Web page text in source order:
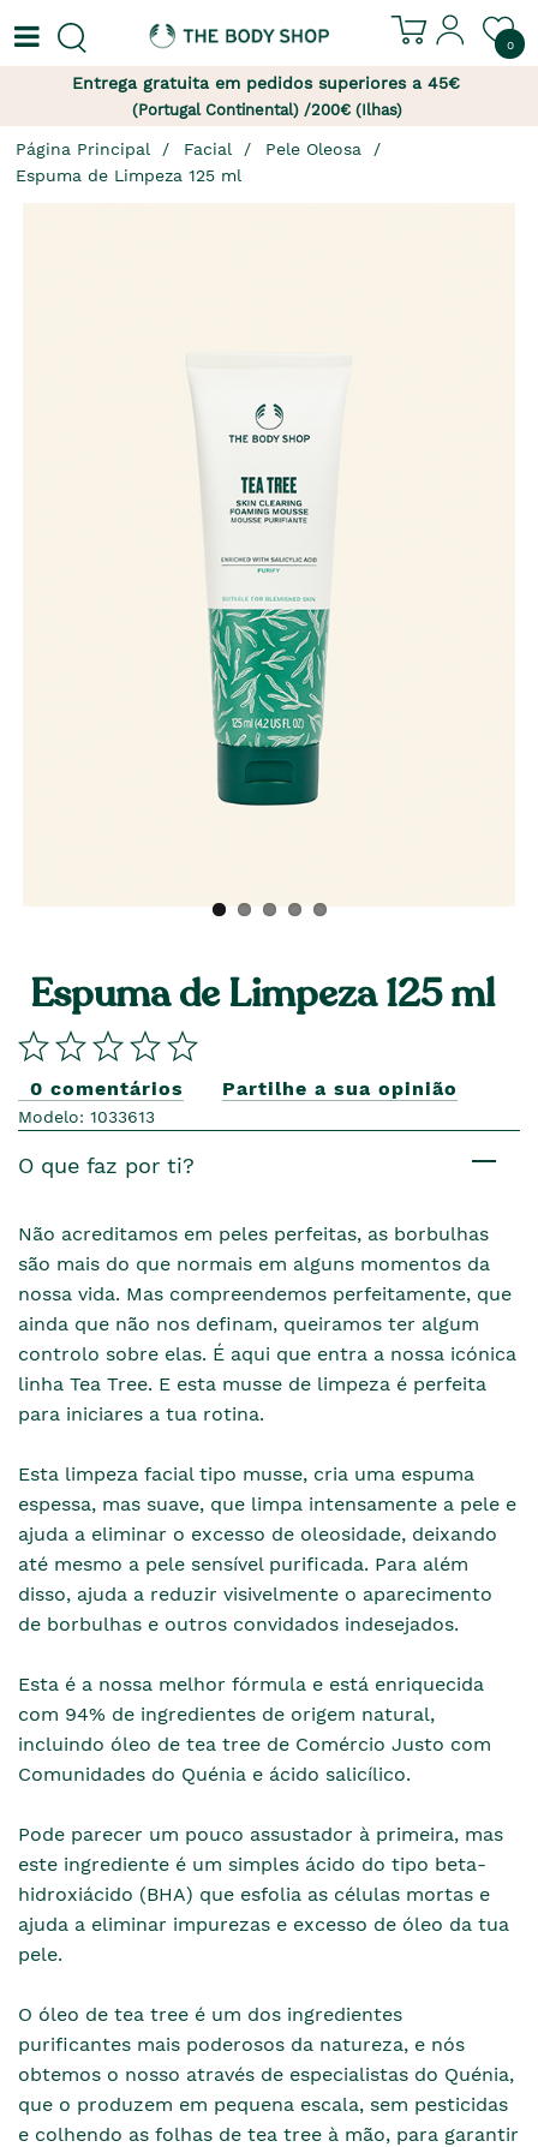
0
Entrega gratuita em pedidos superiores a 45€
(Portugal Continental) /200€ (Ilhas)
Página Principal Facial
Pele Oleosa
Espuma de Limpeza 125 ml
Espuma de Limpeza 125 ml
0 comentários Partilhe a sua opinião
Modelo: 1033613
O que faz por ti?
Não acreditamos em peles perfeitas, as borbulhas
são mais do que normais em alguns momentos da
nossa vida. Mas compreendemos perfeitamente, que
ainda que não nos definam, queiramos ter algum
controlo sobre elas. É aqui que entra a nossa icónica
linha Tea Tree. E esta musse de limpeza é perfeita
para iniciares a tua rotina.
Esta limpeza facial tipo musse, cria uma espuma
espessa, mas suave, que limpa intensamente a pele e
ajuda a eliminar o excesso de oleosidade, deixando
até mesmo a pele sensível purificada. Para além
disso, ajuda a reduzir visivelmente o aparecimento
de borbulhas e outros convidados indesejados.
Esta é a nossa melhor fórmula e está enriquecida
com 94% de ingredientes de origem natural,
incluindo óleo de tea tree de Comércio Justo com
Comunidades do Quénia e ácido salicílico.
Pode parecer um pouco assustador à primeira, mas
este ingrediente é um simples ácido do tipo beta-
hidroxiácido (BHA) que esfolia as células mortas e
ajuda a eliminar impurezas e excesso de óleo da tua
pele.
O óleo de tea tree é um dos ingredientes
purificantes mais poderosos da natureza, e nós
obtemos o nosso através de especialistas do Quénia,
que o produzem em pequena escala, sem pesticidas
e colhendo as folhas de tea tree à mão, para garantir